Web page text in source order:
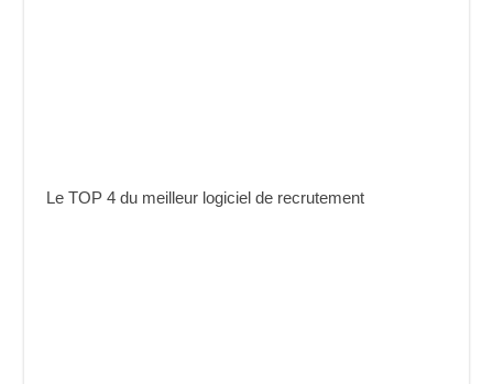
Le TOP 4 du meilleur logiciel de recrutement